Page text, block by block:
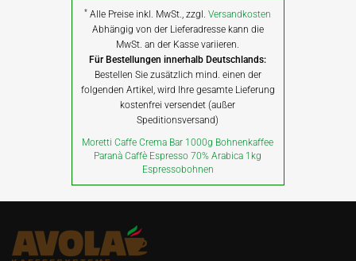
* Alle Preise inkl. MwSt., zzgl.Versandkosten
Abhängig von der Lieferadresse kann die
MwSt. an der Kasse variieren.
Für Bestellungen innerhalb Deutschlands:
Bestellen Sie zusätzlich mind. einen der
folgenden Artikel, wird Ihre gesamte Lieferung
kostenfrei versendet (außer
Speditionsversand)
Moretti Caffe Crema Bar 1000g Bohnenkaffee
Paranà Caffè Espresso 70% Arabica 1kg
Espressobohnen